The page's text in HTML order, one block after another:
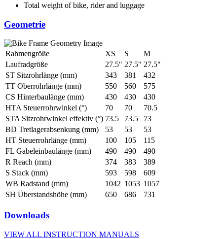
Total weight of bike, rider and luggage
Geometrie
Rahmengröße XS S
M
Laufradgröße
27.5" 27.5" 27.5"
ST Sitzrohrlänge (mm)
343 381
432
TT Oberrohrlänge (mm)
550 560
575
CS Hinterbaulänge (mm)
430 430
430
HTA Steuerrohrwinkel (°)
70 70
70.5
STA Sitzrohrwinkel effektiv (°) 73.5 73.5
73
BD Tretlagerabsenkung (mm)
53 53
53
HT Steuerrohrlänge (mm)
100 105
115
FL Gabeleinbaulänge (mm)
490 490
490
R Reach (mm)
374 383
389
S Stack (mm)
593 598
609
WB Radstand (mm)
1042 1053 1057
SH Überstandshöhe (mm)
650 686 731
Downloads
VIEW ALL INSTRUCTION MANUALS